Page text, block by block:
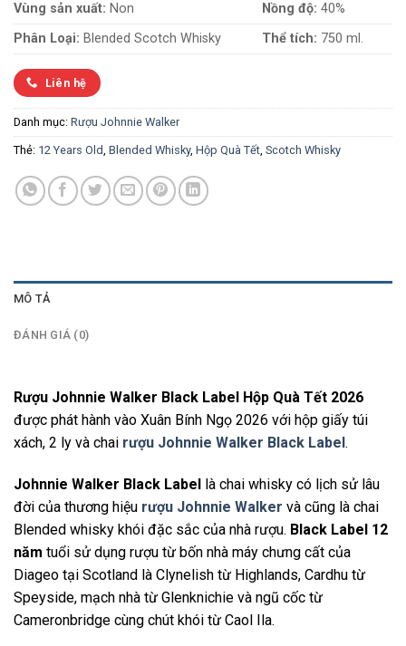
Vùng sản xuất: Non Nồng độ: 40%
Phân Loại: Blended Scotch Whisky Thể tích: 750 ml.
Liên hệ
Danh mục: Rượu Johnnie Walker
Thẻ: 12 Years Old, Blended Whisky, Hộp Quà Tết, Scotch Whisky
MÔ TẢ
ĐÁNH GIÁ (0)
Rượu Johnnie Walker Black Label Hộp Quà Tết 2026
được phát hành vào Xuân Bính Ngọ 2026 với hộp giấy túi
xách, 2 ly và chai rượu Johnnie Walker Black Label .
Johnnie Walker Black Label
là chai whisky có lịch sử lâu
đời của thương hiệu rượu Johnnie Walker và cũng là chai
Blended whisky khói đặc sắc của nhà rượu. Black Label 12
năm tuổi sử dụng rượu từ bốn nhà máy chưng cất của
Diageo tại Scotland là Clynelish từ Highlands, Cardhu từ
Speyside, mạch nhà từ Glenknichie và ngũ cốc từ
Cameronbridge cùng chút khói từ Caol Ila.